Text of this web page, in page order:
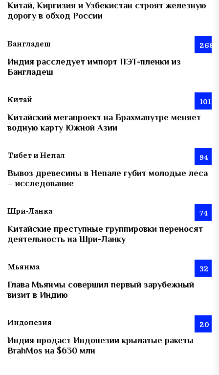
Китай, Киргизия и Узбекистан строят железную
дорогу в обход России
Бангладеш 268
Индия расследует импорт ПЭТ-пленки из
Бангладеш
Китай 101
Китайский мегапроект на Брахмапутре меняет
водную карту Южной Азии
Тибет и Непал 94
Вывоз древесины в Непале губит молодые леса
– исследование
Шри-Ланка 74
Китайские преступные группировки переносят
деятельность на Шри-Ланку
Мьянма 32
Глава Мьянмы совершил первый зарубежный
визит в Индию
Индонезия 20
Индия продаст Индонезии крылатые ракеты
BrahMos на $630 млн